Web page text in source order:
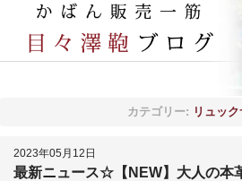
カテゴリー: リュッ
2023年05月12日
最新ニュース☆【NEW】大人の本